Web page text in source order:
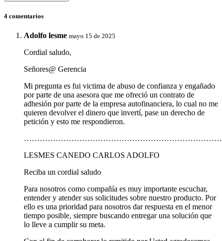
4 comentarios
Adolfo lesme mayo 15 de 2025
Cordial saludo,
Señores@ Gerencia
Mi pregunta es fui victima de abuso de confianza y engañado
por parte de una asesora que me ofreció un contrato de
adhesión por parte de la empresa autofinanciera, lo cual no me
quieren devolver el dinero que invertí, pase un derecho de
petición y esto me respondieron.
LESMES CANEDO CARLOS ADOLFO
Reciba un cordial saludo
Para nosotros como compañía es muy importante escuchar,
entender y atender sus solicitudes sobre nuestro producto. Por
ello es una prioridad para nosotros dar respuesta en el menor
tiempo posible, siempre buscando entregar una solución que
lo lleve a cumplir su meta.